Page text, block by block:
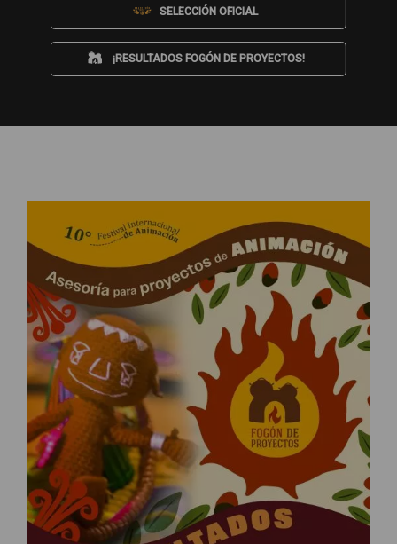
SELECCIÓN OFICIAL
¡RESULTADOS FOGÓN DE PROYECTOS!